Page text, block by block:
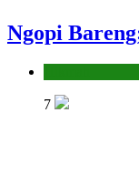
Ngopi
7